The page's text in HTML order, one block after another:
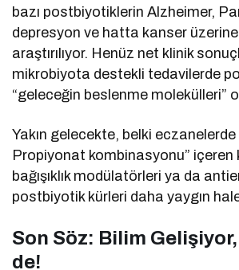
bazı postbiyotiklerin Alzheimer,
depresyon ve hatta kanser
araştırılıyor. Henüz net klinik
mikrobiyota destekli tedavilerde
“geleceğin beslenme molekülleri”
Yakın gelecekte, belki
Propiyonat kombinasyonu” içeren
bağışıklık modülatörleri ya da
postbiyotik kürleri daha yaygın
Son Söz: Bilim
de!